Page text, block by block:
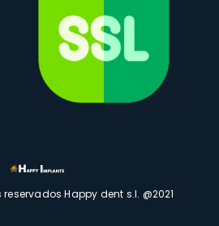
Happy dent s.l. @2021